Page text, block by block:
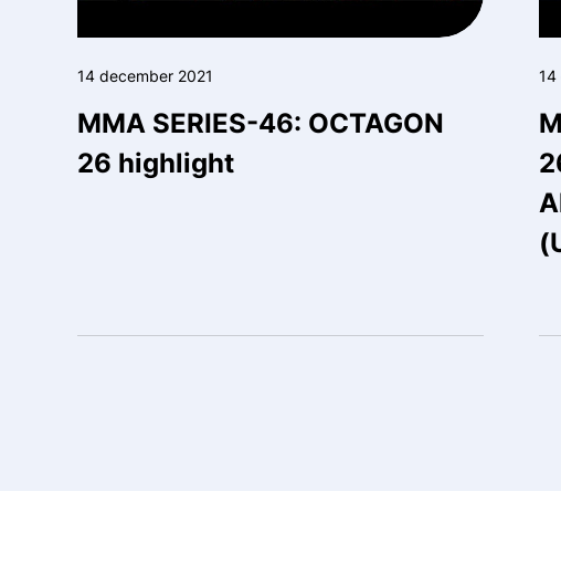
14 december 2021
MMA SERIES-46: OCTAGON
26 highlight
14